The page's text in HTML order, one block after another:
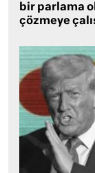
bir parlama
çözmeye